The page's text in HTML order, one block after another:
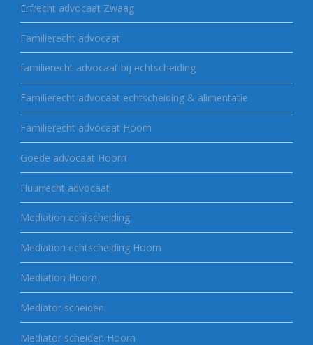
Erfrecht advocaat Zwaag
Familierecht advocaat
familierecht advocaat bij echtscheiding
Familierecht advocaat echtscheiding & alimentatie
Familierecht advocaat Hoorn
Goede advocaat Hoorn
Huurrecht advocaat
Mediation echtscheiding
Mediation echtscheiding Hoorn
Mediation Hoorn
Mediator scheiden
Mediator scheiden Hoorn